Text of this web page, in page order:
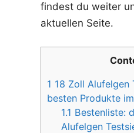
findest du weiter
aktuellen Seite.
1 18 Zoll Alufelgen
besten Produkte
1.1 Bestenliste:
Alufelgen